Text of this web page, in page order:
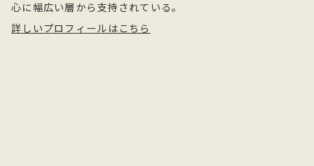
心に幅広い層から支持されている。
詳しいプロフィールはこちら